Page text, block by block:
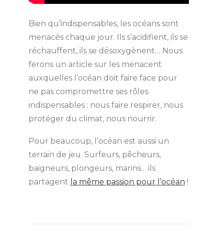
Bien qu’indispensables, les océans sont
menacés chaque jour. Ils s’acidifient, ils se
réchauffent, ils se désoxygènent… Nous
ferons un article sur les menacent
auxquelles l’océan doit faire face pour
ne pas compromettre ses rôles
indispensables : nous faire respirer, nous
protéger du climat, nous nourrir.
Pour beaucoup, l’océan est aussi un
terrain de jeu. Surfeurs, pêcheurs,
baigneurs, plongeurs, marins… ils
partagent la même passion pour l’océan !